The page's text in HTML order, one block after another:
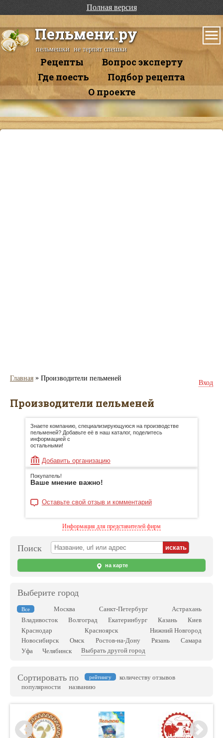
Полная версия
Пельмени.ру
пельмешки не терпят спешки
Рецепты
Вопрос эксперту
Где поесть
Подбор рецепта
О проекте
Главная » Производители пельменей
Вход
Производители пельменей
Знаете компанию, специализирующуюся на производстве
пельменей? Добавьте её в наш каталог, поделитесь
информацией с
остальными!
Добавить организацию
Покупатель!
Ваше мнение важно!
Оставьте свой отзыв и комментарий
Информация для представителей фирм
Поиск
на карте
Выберите город
Все Москва Санкт-Петербург
Астрахань
Владивосток
Волгоград Екатеринбург Казань
Киев
Краснодар
Красноярск
Нижний Новгород
Новосибирск
Омск Ростов-на-Дону Рязань
Самара
Уфа
Челябинск Выбрать другой город
Сортировать по рейтингу
количеству отзывов
популярности
названию